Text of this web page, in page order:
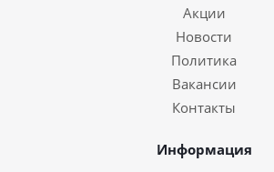
Акции
Новости
Политика
Вакансии
Контакты
Информация